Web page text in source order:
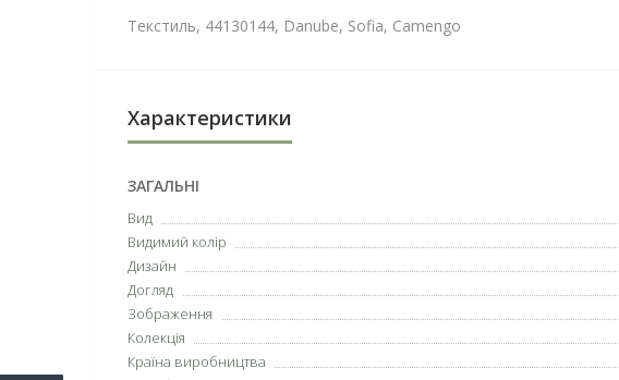
Текстиль, 44130144, Danube, Sofia, Camengo
Характеристики
ЗАГАЛЬНІ
Вид
Видимий колір
Дизайн
Догляд
Зображення
Колекція
Країна виробництва